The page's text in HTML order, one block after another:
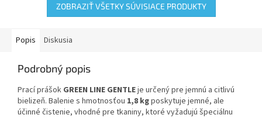
ZOBRAZIŤ VŠETKY SÚVISIACE PRODUKTY
Popis Diskusia
Podrobný popis
Prací prášok GREEN LINE GENTLEje určený pre jemnú a citlivú
bielizeň. Balenie s hmotnosťou 1,8 kgposkytuje jemné, ale
účinné čistenie, vhodné pre tkaniny, ktoré vyžadujú špeciálnu